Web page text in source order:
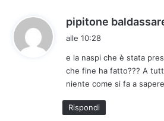
pipitone
alle 10:28
e la naspi che è stata
che fine ha fatto??? A
niente come si fa a
Rispondi